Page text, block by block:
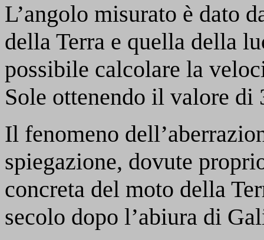
L’angolo misurato è dato
della Terra e quella della
possibile calcolare la
Sole ottenendo il valore di
Il fenomeno
spiegazione, dovute
concreta del moto della
secolo dopo l’abiura di